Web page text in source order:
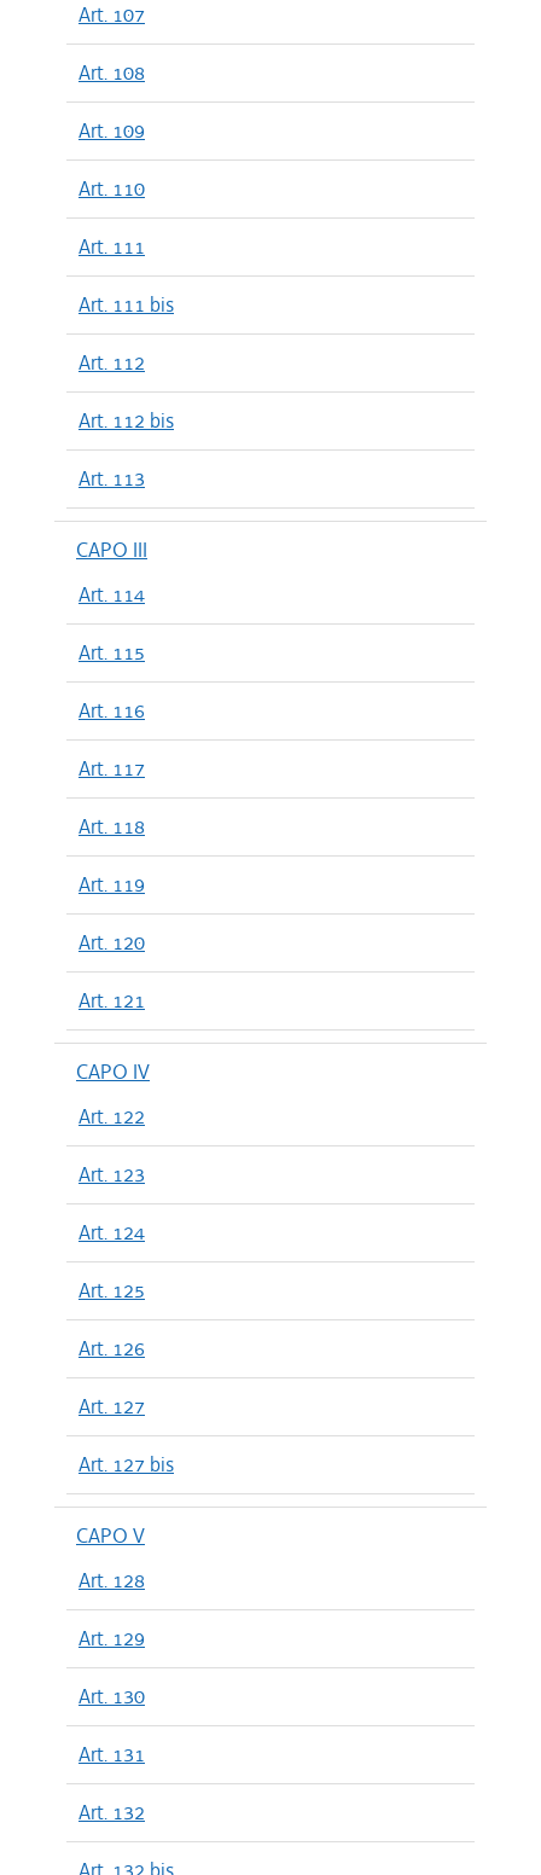
Art. 107
Art. 108
Art. 109
Art. 110
Art. 111
Art. 111 bis
Art. 112
Art. 112 bis
Art. 113
CAPO III
Art. 114
Art. 115
Art. 116
Art. 117
Art. 118
Art. 119
Art. 120
Art. 121
CAPO IV
Art. 122
Art. 123
Art. 124
Art. 125
Art. 126
Art. 127
Art. 127 bis
CAPO V
Art. 128
Art. 129
Art. 130
Art. 131
Art. 132